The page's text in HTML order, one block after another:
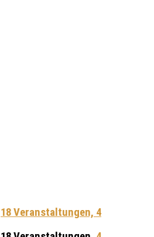
18 Veranstaltungen, 4